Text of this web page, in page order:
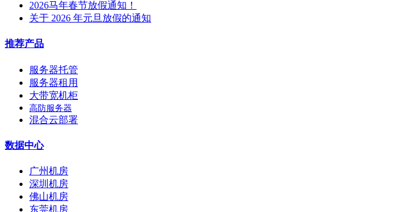
2026马年春节放假通知！
关于 2026 年元旦放假的通知
推荐产品
服务器托管
服务器租用
大带宽机柜
高防服务器
混合云部署
数据中心
广州机房
深圳机房
佛山机房
东莞机房